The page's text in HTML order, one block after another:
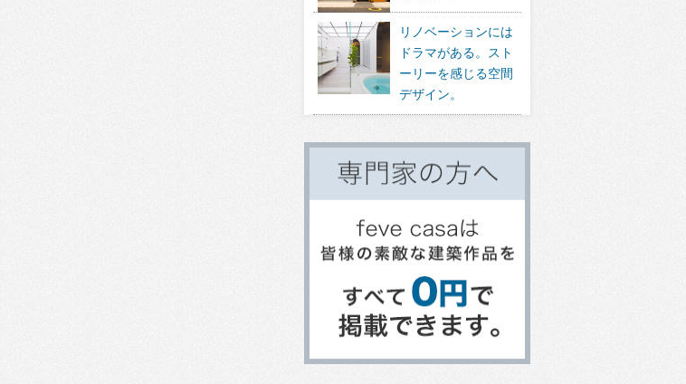
リノベーションには
ドラマがある。スト
ーリーを感じる空間
デザイン。